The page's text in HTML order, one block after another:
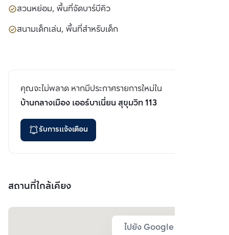
สวนหย่อม, พื้นที่จัดบาร์บีคิว
สนามเด็กเล่น, พื้นที่สำหรับเด็ก
คุณจะไม่พลาด หากมีประกาศรายการใหม่ใน
บ้านกลางเมือง เออร์บาเนี่ยน สุขุมวิท 113
รับการแจ้งเตือน
สถานที่ใกล้เคียง
ไปยัง Google Map